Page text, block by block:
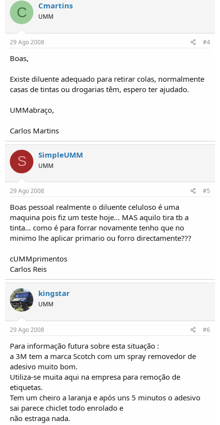
C Cmartins
UMM
29 Ago 2008 #4
Boas,
Existe diluente adequado para retirar colas, normalmente
casas de tintas ou drogarias têm, espero ter ajudado.
UMMabraço,
Carlos Martins
S SimpleUMM
UMM
29 Ago 2008 #5
Boas pessoal realmente o diluente celuloso é uma
maquina pois fiz um teste hoje... MAS aquilo tira tb a
tinta... como é para forrar novamente tenho que no
minimo lhe aplicar primario ou forro directamente???
cUMMprimentos
Carlos Reis
kingstar
UMM
29 Ago 2008 #6
Para informação futura sobre esta situação :
a 3M tem a marca Scotch com um spray removedor de
adesivo muito bom.
Utiliza-se muita aqui na empresa para remoção de
etiquetas.
Tem um cheiro a laranja e após uns 5 minutos o adesivo
sai parece chiclet todo enrolado e
não estraga nada.